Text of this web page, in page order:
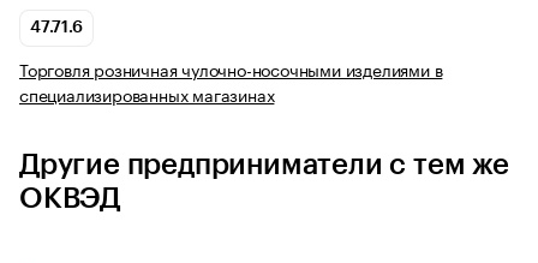
47.71.6
Торговля розничная чулочно-носочными изделиями в
специализированных магазинах
Другие предприниматели с тем же
ОКВЭД